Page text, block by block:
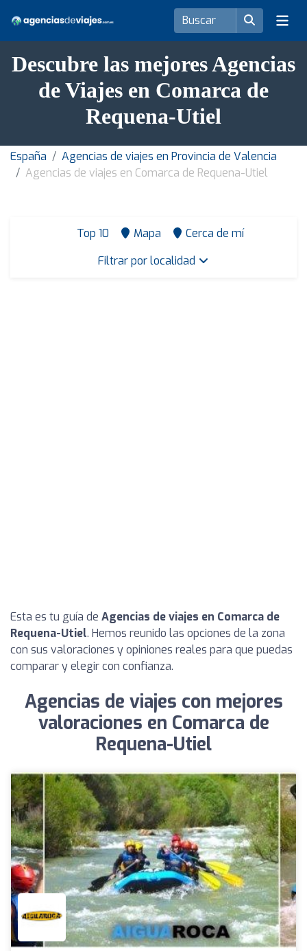
Descubre las mejores Agencias
de Viajes en Comarca de
Requena-Utiel
España
Agencias de viajes en Provincia de Valencia
Agencias de viajes en Comarca de Requena-Utiel
Top 10 Mapa
Cerca de mí
Filtrar por localidad
Esta es tu guía de Agencias de viajes en Comarca de
Requena-Utiel. Hemos reunido las opciones de la zona
con sus valoraciones y opiniones reales para que puedas
comparar y elegir con confianza.
Agencias de viajes con mejores
valoraciones en Comarca de
Requena-Utiel